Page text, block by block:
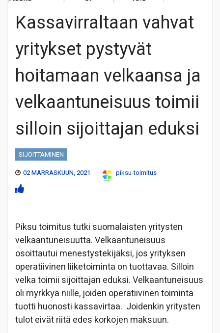
Kassavirraltaan vahvat
yritykset pystyvät
hoitamaan velkaansa ja
velkaantuneisuus toimii
silloin sijoittajan eduksi
SIJOITTAMINEN
02 MARRASKUUN, 2021
piksu-toimitus
Piksu toimitus tutki suomalaisten yritysten
velkaantuneisuutta. Velkaantuneisuus
osoittautui menestystekijäksi, jos yrityksen
operatiivinen liiketoiminta on tuottavaa. Silloin
velka toimii sijoittajan eduksi. Velkaantuneisuus
oli myrkkyä niille, joiden operatiivinen toiminta
tuotti huonosti kassavirtaa. Joidenkin yritysten
tulot eivät riitä edes korkojen maksuun.